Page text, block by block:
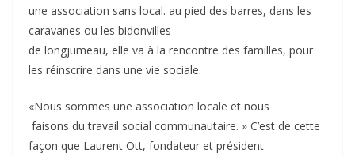
une association sans local. au pied des barres, dans les
caravanes ou les bidonvilles
de longjumeau, elle va à la rencontre des familles, pour
les réinscrire dans une vie sociale.
«Nous sommes une association locale et nous
faisons du travail social communautaire. » C’est de cette
façon que Laurent Ott, fondateur et président